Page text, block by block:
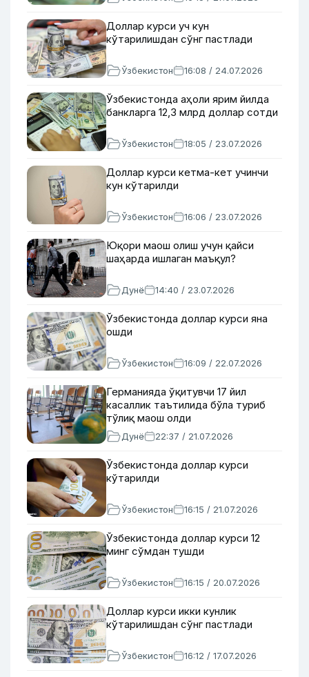
Доллар курси уч кун
кўтарилишдан сўнг пастлади
Ўзбекистон 16:08 / 24.07.2026
Ўзбекистонда аҳоли ярим йилда
банкларга 12,3 млрд доллар сотди
Ўзбекистон 18:05 / 23.07.2026
Доллар курси кетма-кет учинчи
кун кўтарилди
Ўзбекистон 16:06 / 23.07.2026
Юқори маош олиш учун қайси
шаҳарда ишлаган маъқул?
Дунё 14:40 / 23.07.2026
Ўзбекистонда доллар курси яна
ошди
Ўзбекистон 16:09 / 22.07.2026
Германияда ўқитувчи 17 йил
касаллик таътилида бўла туриб
тўлиқ маош олди
Дунё 22:37 / 21.07.2026
Ўзбекистонда доллар курси
кўтарилди
Ўзбекистон 16:15 / 21.07.2026
Ўзбекистонда доллар курси 12
минг сўмдан тушди
Ўзбекистон 16:15 / 20.07.2026
Доллар курси икки кунлик
кўтарилишдан сўнг пастлади
Ўзбекистон 16:12 / 17.07.2026